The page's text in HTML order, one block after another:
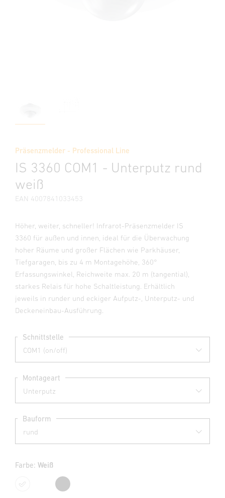
Präsenzmelder - Professional Line
IS 3360 COM1 - Unterputz rund
weiß
EAN 4007841033453
Höher, weiter, schneller! Infrarot-Präsenzmelder IS
3360 für außen und innen, ideal für die Überwachung
hoher Räume und großer Flächen wie Parkhäuser,
Tiefgaragen, bis zu 4 m Montagehöhe, 360°
Erfassungswinkel, Reichweite max. 20 m (tangential),
starkes Relais für hohe Schaltleistung. Erhältlich
jeweils in runder und eckiger Aufputz-, Unterputz- und
Deckeneinbau-Ausführung.
Schnittstelle
Montageart
Bauform
Farbe: Weiß
Weiß Schwarz